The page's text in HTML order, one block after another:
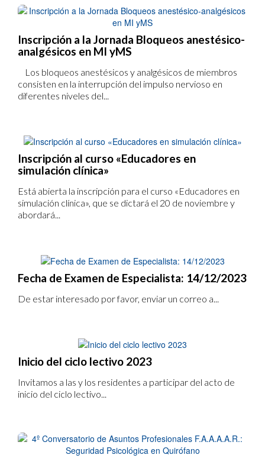
Inscripción a la Jornada Bloqueos anestésico-
analgésicos en MI yMS
Los bloqueos anestésicos y analgésicos de miembros
consisten en la interrupción del impulso nervioso en
diferentes niveles del...
Inscripción al curso «Educadores en
simulación clínica»
Está abierta la inscripción para el curso «Educadores en
simulación clínica», que se dictará el 20 de noviembre y
abordará...
Fecha de Examen de Especialista: 14/12/2023
De estar interesado por favor, enviar un correo a...
Inicio del ciclo lectivo 2023
Invitamos a las y los residentes a participar del acto de
inicio del ciclo lectivo...